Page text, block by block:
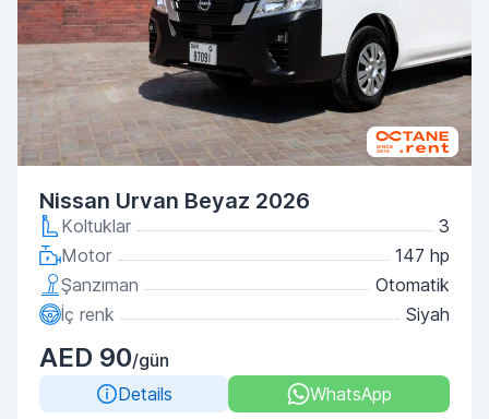
Nissan Urvan Beyaz 2026
Koltuklar
3
Motor
147 hp
Şanzıman
Otomatik
İç renk
Siyah
AED 90/gün
Details
WhatsApp